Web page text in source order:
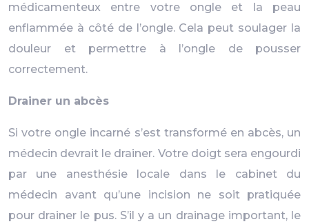
médicamenteux entre votre ongle et la peau
enflammée à côté de l’ongle. Cela peut soulager la
douleur et permettre à l’ongle de pousser
correctement.
Drainer un abcès
Si votre ongle incarné s’est transformé en abcès, un
médecin devrait le drainer. Votre doigt sera engourdi
par une anesthésie locale dans le cabinet du
médecin avant qu’une incision ne soit pratiquée
pour drainer le pus. S’il y a un drainage important, le